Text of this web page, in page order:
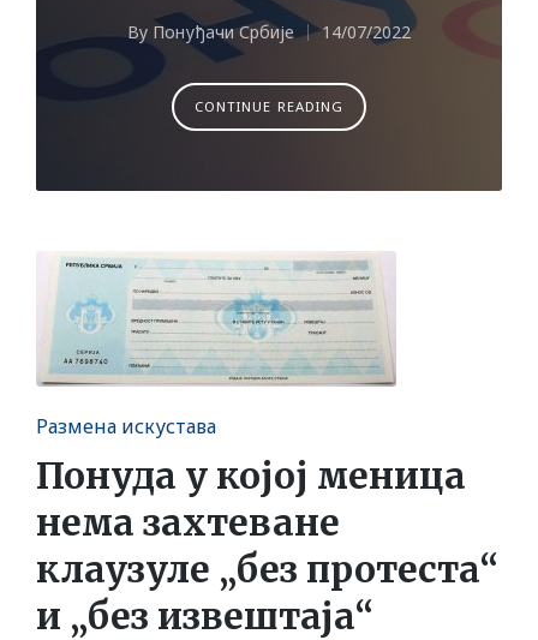
Posted
By Понуђачи Србије 14/07/2022
CONTINUE READING
Posted
in
Размена искустава
Понуда у којој меница
нема захтеване
клаузуле „без протеста“
и „без извештаја“